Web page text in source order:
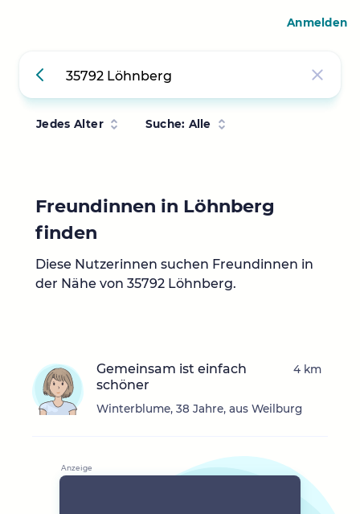
Jedes Alter Suche: Alle
Freundinnen in Löhnberg
finden
Diese Nutzerinnen suchen Freundinnen in
der Nähe von 35792 Löhnberg.
Gemeinsam ist einfach
schöner
Winterblume, 38 Jahre, aus Weilburg
4 km
Anmelden